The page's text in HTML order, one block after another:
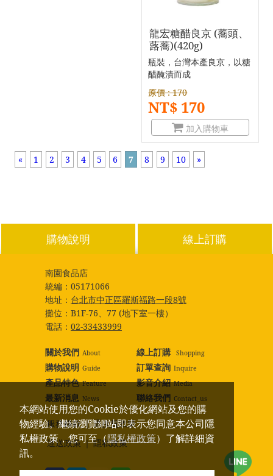
本網站使用您的Cookie於優化網站及您的購
物經驗。繼續瀏覽網站即表示您同意本公司隱
私權政策，您可至（隱私權政策）了解詳細資
訊。
龍宏糖醋良京 (蕎頭、
蕗蕎)(420g)
瓶裝，台灣本產良京，以糖
醋醃漬而成
原價 : 170
NT$ 170
加入購物車
« 1 2 3 4 5 6 7 8 9 10 »
購物說明 線上訂購
南園食品店
統編： 05171066
地址： 台北市中正區羅斯福路一段8號
攤位： B1F-76、77 (地下室一樓）
電話： 02-33433999
關於我們 About 線上訂購 Shopping
購物說明 Guide 訂單查詢 Inquire
產品特色 Feature 影音介紹 Media
最新消息 News 聯絡我們 Contact_us
服務條款｜退換貨政策
運送政策｜隱私政策